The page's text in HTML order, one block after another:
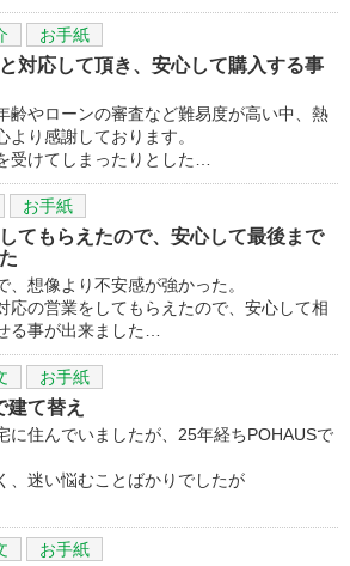
お手紙
対応して頂き、安心して購入する事
齢やローンの審査など難易度が高い中、熱
り感謝しております。
受けてしまったりとした…
お手紙
てもらえたので、安心して最後まで
、想像より不安感が強かった。
応の営業をしてもらえたので、安心して相
る事が出来ました…
お手紙
て替え
に住んでいましたが、25年経ちPOHAUSで
、迷い悩むことばかりでしたが
お手紙